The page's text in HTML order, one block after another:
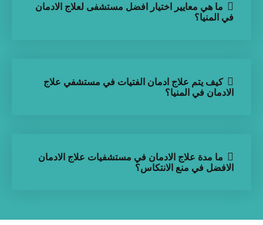
ما هي معايير اختيار افضل مستشفى لعلاج الادمان
في المنيا؟
كيف يتم علاج ادمان الفتيات في مستشفي علاج
الادمان في المنيا؟
ما مدة علاج الادمان في مستشفيات علاج الادمان
الافضل في منع الانتكاس؟